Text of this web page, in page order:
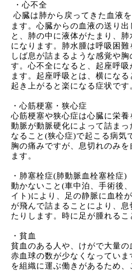
・心不全
心臓は肺から戻ってきた血液
ます。心臓からの血液の送り出
と、肺の中に液体がたまり、
になります。肺水腫は呼吸困
しば息が詰まるような感覚や胸
す。心不全になると、起座呼吸
ます。起座呼吸とは、横になる
起き上がると楽になる症状です
・心筋梗塞・狭心症
心筋梗塞や狭心症は心臓に栄
動脈が動脈硬化によって詰まっ
なること (狭心症)で起こる病気
胸の痛みですが、息切れのみを
ます。
・肺塞栓症(肺動脈血栓塞栓症)
動かないこと (車中泊、手術後
イト )により、足の静脈に血栓
が飛んで詰まることにより、息
たりします。時に足が腫れるこ
・貧血
貧血 のある人や、けがで大量の
赤血球の数が少なくなってい
を組織に運ぶ働きがあるため、